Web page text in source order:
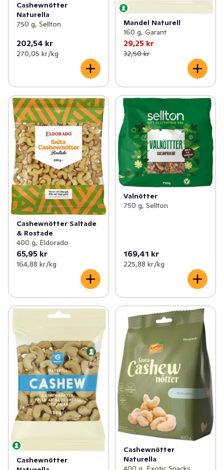
Cashewnötter
Naturella
750 g, Sellton
202,54 kr
270,05 kr /kg
Mandel Naturell
160 g, Garant
29,25 kr
32,50 kr
Cashewnötter Saltade
& Rostade
400 g, Eldorado
65,95 kr
164,88 kr /kg
Valnötter
750 g, Sellton
169,41 kr
225,88 kr /kg
Cashewnötter
Cashewnötter
Naturella